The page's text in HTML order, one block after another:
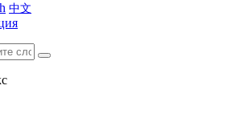
中文